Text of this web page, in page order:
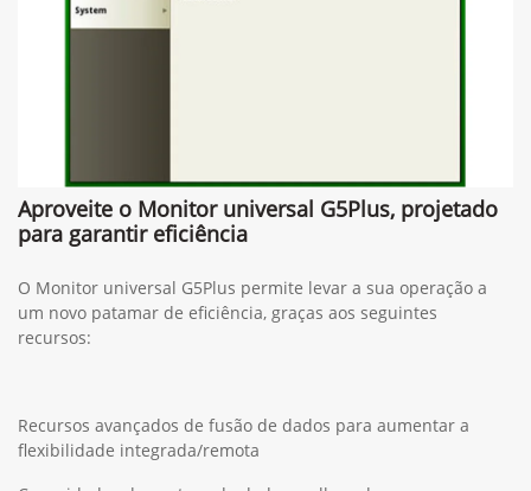
Aproveite o Monitor universal G5Plus, projetado
para garantir eficiência
O Monitor universal G5Plus permite levar a sua operação a
um novo patamar de eficiência, graças aos seguintes
recursos:
Recursos avançados de fusão de dados para aumentar a
flexibilidade integrada/remota